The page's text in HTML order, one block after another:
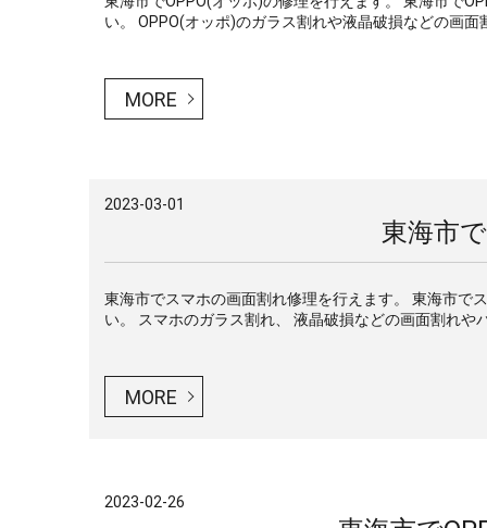
い。 OPPO(オッポ)のガラス割れや液晶破損などの画
MORE
2023-03-01
東海市
東海市でスマホの画面割れ修理を行えます。 東海市で
い。 スマホのガラス割れ、 液晶破損などの画面割れ
MORE
2023-02-26